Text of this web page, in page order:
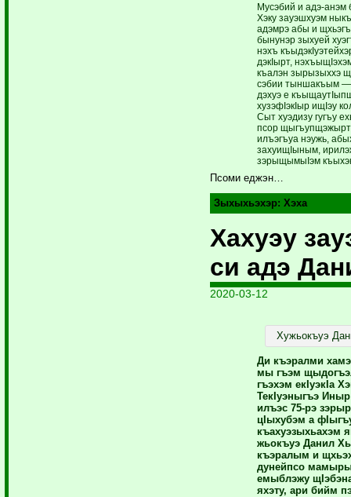
Мусэбий и адэ-анэм
Хэку зауэшхуэм
адэмрэ абы и
бынунэр зыхуей
нэхъ
дэкIырт,
къалэн зырызыххэ
сэбии тыншакъым
дэхуэ е
хузэфIэкIыр ищIэу
Сыт хуэдизу гугъу
псор
илъэгъуа нэужь,
захуищIыным,
зэрыщымыIэм
Псоми еджэн…
Зыхыхьэхэр:Хэха
Хахуэу
си адэ
2020-03-12
Хужьокъуэ
Ди къэралми
мы гъэм
гъэ­хэм екIуэкIа
ТекIуэныгъэ
илъэс 75-рэ
цIыхубэм а
жьо­къуэ Данил
къэралым и
дунейпсо
емыблэжу
яхэту, ари бийм